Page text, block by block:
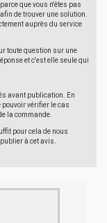
que vous n'êtes pas
de trouver une solution.
auprès du service
toute question sur une
et c'est elle seule qui
avant publication. En
pouvoir vérifier le cas
la commande.
pour cela de nous
à cet avis.